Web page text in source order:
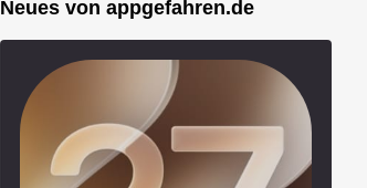
Neues von appgefahren.de